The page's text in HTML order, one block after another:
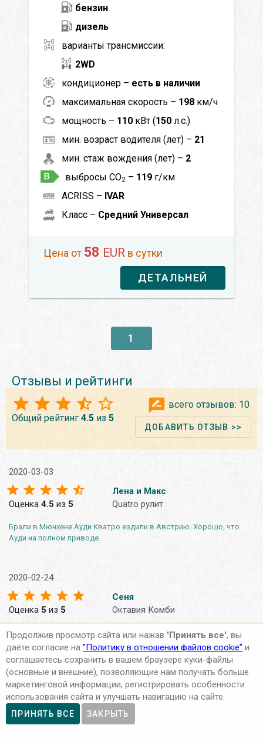
бензин
дизель
варианты трансмиссии:
2WD
кондиционер – есть в наличии
максимальная скорость – 198 км/ч
мощность – 110 кВт (150 л.с.)
мин. возраст водителя (лет) – 21
мин. стаж вождения (лет) – 2
выбросы CO2 – 119 г/км
ACRISS – IVAR
Класс – Средний Универсал
Цена от 58 EUR в сутки
ДЕТАЛЬНЕЙ
1
Отзывы и рейтинги
Общий рейтинг 4.5 из 5
всего отзывов: 10
ДОБАВИТЬ ОТЗЫВ >>
2020-03-03
Оценка 4.5 из 5
Лена и Макс
Quatro рулит
Брали в Мюнхене Ауди Кватро ездили в Австрию. Хорошо, что
Ауди на полном приводе.
2020-02-24
Оценка 5 из 5
Сеня
Октавия Комби
Коми от Шкоды думаю цена/качество самый оптимальный
вариант. Сама Октавия не тяжёлая, быстрая, для семьи покатит.
Места в багажнике много.
2020-02-24
Оценка4из5
Илья
другое авто
Продолжив просмотр сайта или нажав 'Принять все', вы
даёте согласие на ”Политику в отношении файлов cookie” и
соглашаетесь сохранить в вашем браузере куки-файлы
(основные и внешние), позволяющие нам получать больше
маркетинговой информации, регистрировать особенности
использования сайта и улучшать навигацию на сайте.
ПРИНЯТЬ ВСЕ ЗАКРЫТЬ